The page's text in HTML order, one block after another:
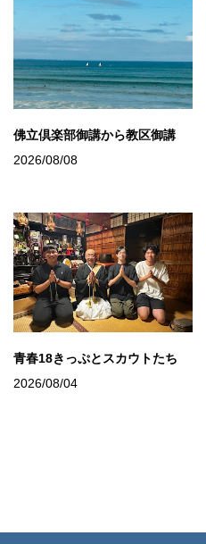
佛立倶楽部御講から教区御講
2026/08/08
青春18きっぷとスカウトたち
2026/08/04